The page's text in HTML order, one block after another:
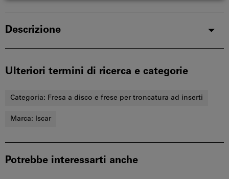
Descrizione
Ulteriori termini di ricerca e categorie
Categoria: Fresa a disco e frese per troncatura ad inserti
Marca: Iscar
Potrebbe interessarti anche